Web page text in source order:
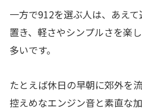
一方で912を選ぶ人は、あえ
置き、軽さやシンプルさを楽
多いです。
たとえば休日の早朝に郊外を
控えめなエンジン音と素直な